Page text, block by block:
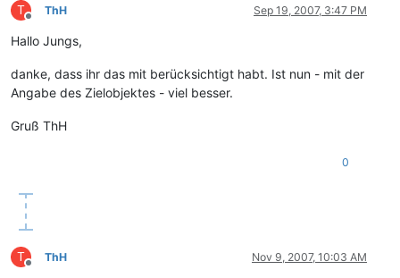
T
Offline
ThH Sep 19, 2007, 3:47 PM
Hallo Jungs,
danke, dass ihr das mit berücksichtigt habt. Ist nun - mit der
Angabe des Zielobjektes - viel besser.
Gruß ThH
0
T
Offline
ThH Nov 9, 2007, 10:03 AM